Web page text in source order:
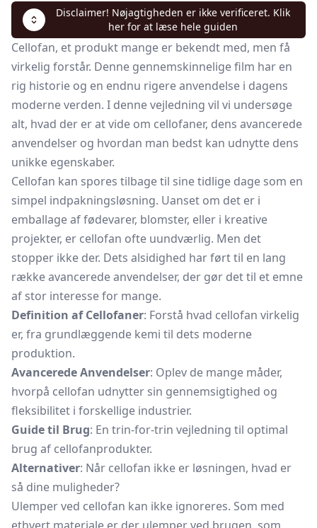
Disclaimer! Nøjagtigheden er ikke verificeret. Klik
her for at læse hele guiden
Cellofan, et produkt mange er bekendt med, men få
virkelig forstår. Denne gennemskinnelige film har en
rig historie og en endnu rigere anvendelse i dagens
moderne verden. I denne vejledning vil vi undersøge
alt, hvad der er at vide om cellofaner, dens avancerede
anvendelser og hvordan man bedst kan udnytte dens
unikke egenskaber.
Cellofan kan spores tilbage til sine tidlige dage som en
simpel indpakningsløsning. Uanset om det er i
emballage af fødevarer, blomster, eller i kreative
projekter, er cellofan ofte uundværlig. Men det
stopper ikke der. Dets alsidighed har ført til en lang
række avancerede anvendelser, der gør det til et emne
af stor interesse for mange.
Definition af Cellofaner: Forstå hvad cellofan virkelig
er, fra grundlæggende kemi til dets moderne
produktion.
Avancerede Anvendelser: Oplev de mange måder,
hvorpå cellofan udnytter sin gennemsigtighed og
fleksibilitet i forskellige industrier.
Guide til Brug: En trin-for-trin vejledning til optimal
brug af cellofanprodukter.
Alternativer: Når cellofan ikke er løsningen, hvad er
så dine muligheder?
Ulemper ved cellofan kan ikke ignoreres. Som med